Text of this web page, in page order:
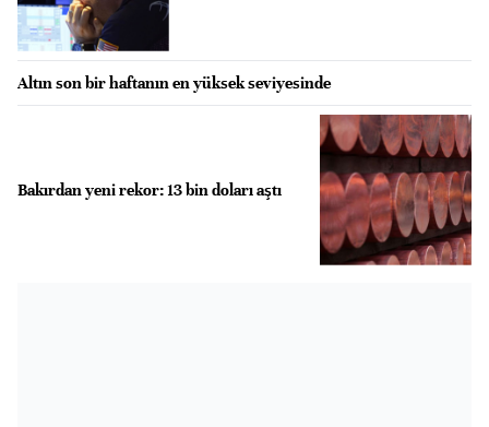
Altın son bir haftanın en yüksek seviyesinde
Bakırdan yeni rekor: 13 bin doları aştı